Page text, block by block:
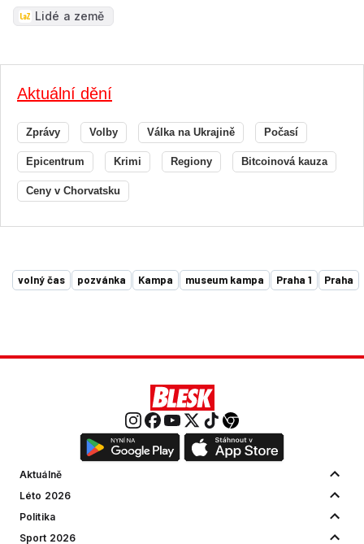
Lidé a země
Aktuální dění
Zprávy Volby Válka na Ukrajině Počasí
Epicentrum Krimi Regiony Bitcoinová kauza
Ceny v Chorvatsku
volný čas pozvánka Kampa museum kampa Praha 1 Praha
Aktuálně
Léto 2026
Politika
Sport 2026